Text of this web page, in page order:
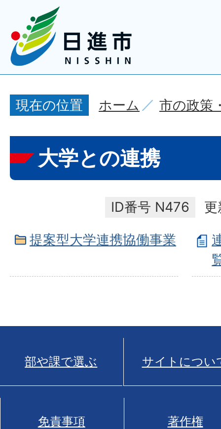
現在の位置 ホーム 市の政策
大学との連携
ID番号 N476
提案型大学連携協働事業
部や課で選ぶ サイトについ
免責事項 著作権